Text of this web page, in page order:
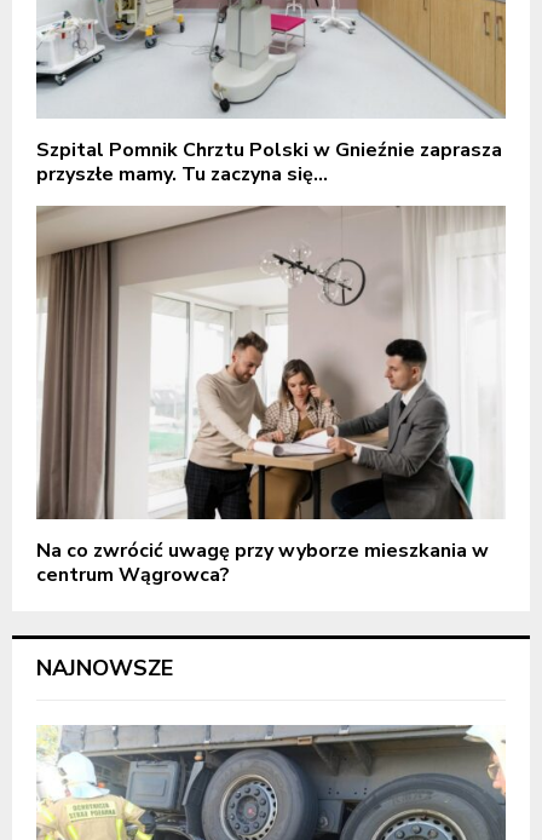
Szpital Pomnik Chrztu Polski w Gnieźnie zaprasza
przyszłe mamy. Tu zaczyna się...
Na co zwrócić uwagę przy wyborze mieszkania w
centrum Wągrowca?
NAJNOWSZE